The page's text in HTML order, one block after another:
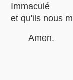
Immaculé
et qu'ils nous
Amen.